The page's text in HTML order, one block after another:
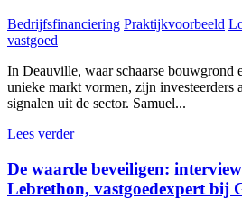
Bedrijfsfinanciering Praktijkvoorbeeld
vastgoed
In Deauville, waar schaarse bouwgrond
unieke markt vormen, zijn investeerders
signalen uit de sector. Samuel...
Lees verder
De waarde beveiligen:
Lebrethon, vastgoedexpert bij